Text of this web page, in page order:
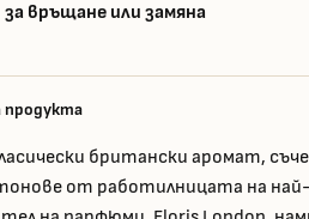
връщане или замяна
продукта
британски аромат,
от работилницата на